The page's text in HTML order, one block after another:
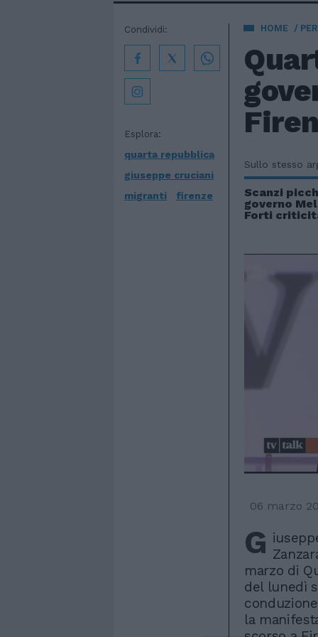
HOME
Esplora:
quarta repubblica
giuseppe cruciani
migranti
firenze
Condividi:
Sullo stesso
Scanzi
governo
Forti
06 marzo
G
marzo di
del lunedì
la